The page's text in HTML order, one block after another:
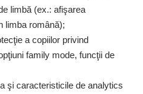
limbă (ex.: afişarea
limba română);
a copiilor privind
family mode, funcţii de
şi caracteristicile de analytics